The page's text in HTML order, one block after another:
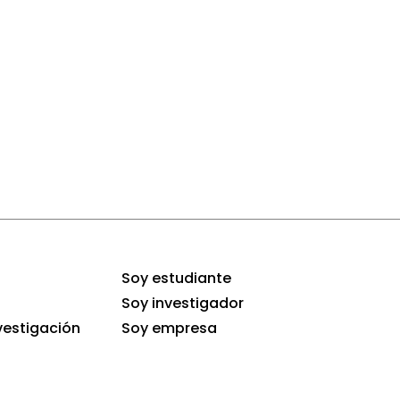
Soy estudiante
Soy investigador
Soy empresa